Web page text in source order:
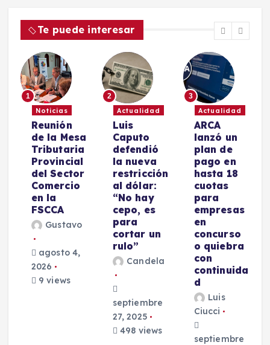
Te puede interesar
1
Noticias
Reunión
de la Mesa
Tributaria
Provincial
del Sector
Comercio
en la
FSCCA
Gustavo
agosto 4,
2026
9 views
2
Actualidad
Luis
Caputo
defendió
la nueva
restricción
al dólar:
“No hay
cepo, es
para
cortar un
rulo”
Candela
septiembre
27, 2025
498 views
3
Actualidad
ARCA
lanzó un
plan de
pago en
hasta 18
cuotas
para
empresas
en
concurso
o quiebra
con
continuida
d
Luis
Ciucci
septiembre